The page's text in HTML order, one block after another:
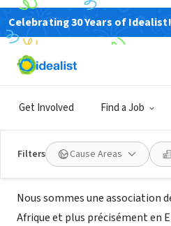
Celebrating 30 Years of Idealist!
Get Involved Find a Job
Filters Cause Areas
NONPROFIT
African Aids
Inc.
Paris, XA, France
About Us
Nous sommes une association
Afrique et plus précisément en